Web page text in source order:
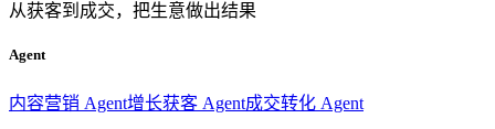
从获客到成交，把生意做出结果
Agent
内容营销 Agent增长获客 Agent成交转化 Agent